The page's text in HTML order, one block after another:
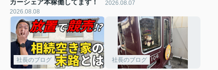
カーシェア本稼働してます！
2026.08.08
2026.08.07
社長のブログ 社長のブログ